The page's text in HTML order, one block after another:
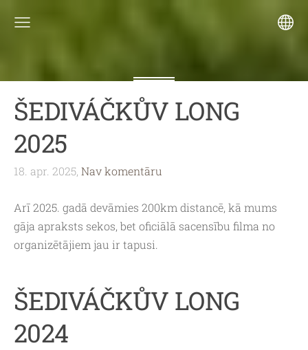
ŠEDIVÁČKŮV LONG
2025
18. apr. 2025, Nav komentāru
Arī 2025. gadā devāmies 200km distancē, kā mums
gāja apraksts sekos, bet oficiālā sacensību filma no
organizētājiem jau ir tapusi.
ŠEDIVÁČKŮV LONG
2024